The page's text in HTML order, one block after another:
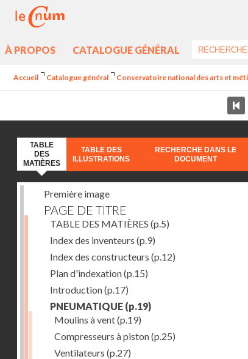
À PROPOS CATALOGUE GÉNÉRAL
Accueil Catalogue général Conservatoire national des arts et
TABLE
DES
MATIÈRES
TABLE DES
ILLUSTRATIONS
RECHERCHE DANS LE
DOCUMENT
Première image
PAGE DE TITRE
TABLE DES MATIÈRES (p.5)
Index des inventeurs (p.9)
Index des constructeurs (p.12)
Plan d'indexation(p.15)
Introduction(p.17)
PNEUMATIQUE (p.19)
Moulins à vent(p.19)
Compresseurs à piston(p.25)
Ventilateurs (p.27)